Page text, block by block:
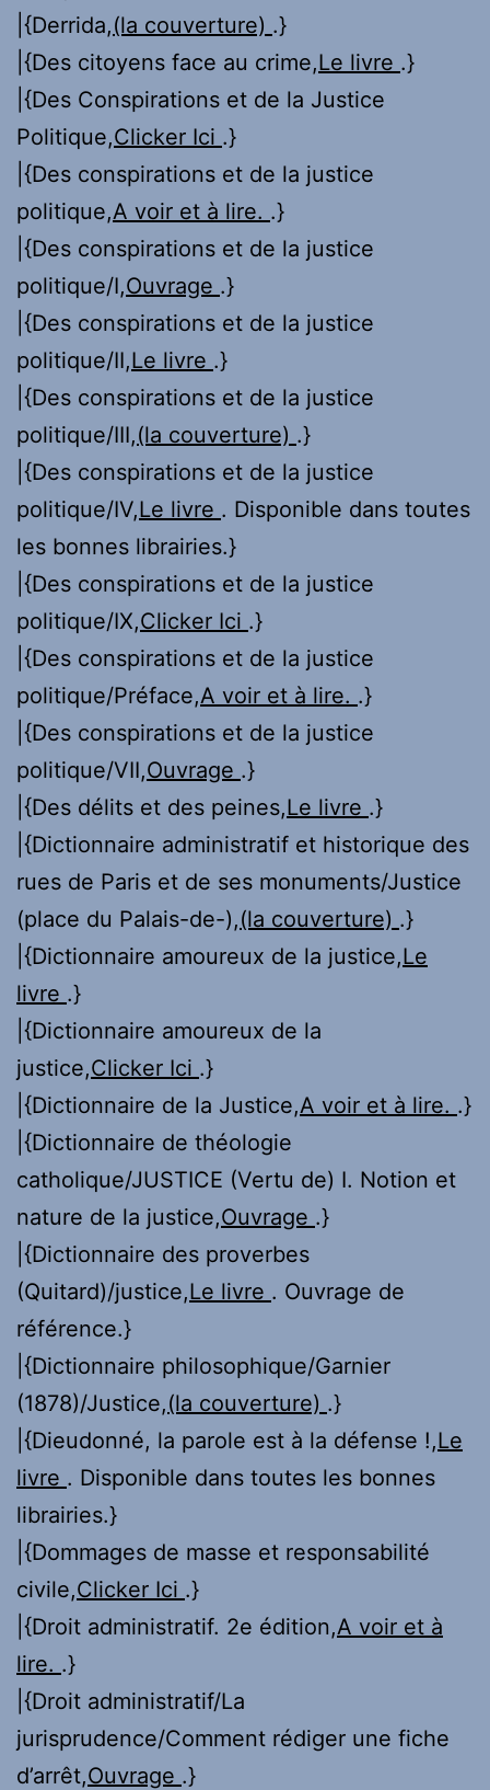
|{Derrida,(la couverture) .}
|{Des citoyens face au crime,Le livre .}
|{Des Conspirations et de la Justice
Politique,Clicker Ici .}
|{Des conspirations et de la justice
politique,A voir et à lire. .}
|{Des conspirations et de la justice
politique/I,Ouvrage .}
|{Des conspirations et de la justice
politique/II,Le livre .}
|{Des conspirations et de la justice
politique/III,(la couverture) .}
|{Des conspirations et de la justice
politique/IV,Le livre . Disponible dans toutes
les bonnes librairies.}
|{Des conspirations et de la justice
politique/IX,Clicker Ici .}
|{Des conspirations et de la justice
politique/Préface,A voir et à lire. .}
|{Des conspirations et de la justice
politique/VII,Ouvrage .}
|{Des délits et des peines,Le livre .}
|{Dictionnaire administratif et historique des
rues de Paris et de ses monuments/Justice
(place du Palais-de-),(la couverture) .}
|{Dictionnaire amoureux de la justice,Le
livre .}
|{Dictionnaire amoureux de la
justice,Clicker Ici .}
|{Dictionnaire de la Justice,A voir et à lire. .}
|{Dictionnaire de théologie
catholique/JUSTICE (Vertu de) I. Notion et
nature de la justice,Ouvrage .}
|{Dictionnaire des proverbes
(Quitard)/justice,Le livre . Ouvrage de
référence.}
|{Dictionnaire philosophique/Garnier
(1878)/Justice,(la couverture) .}
|{Dieudonné, la parole est à la défense !,Le
livre . Disponible dans toutes les bonnes
librairies.}
|{Dommages de masse et responsabilité
civile,Clicker Ici .}
|{Droit administratif. 2e édition,A voir et à
lire. .}
|{Droit administratif/La
jurisprudence/Comment rédiger une fiche
d’arrêt,Ouvrage .}